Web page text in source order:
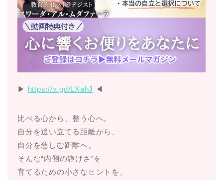
▶︎ https://x.gd/LXahJ ◀︎
比べる心から、整う心へ。
自分を追い立てる距離から、
自分を慈しむ距離へ。
そんな“内側の静けさ”を
育てるための小さなヒントを、